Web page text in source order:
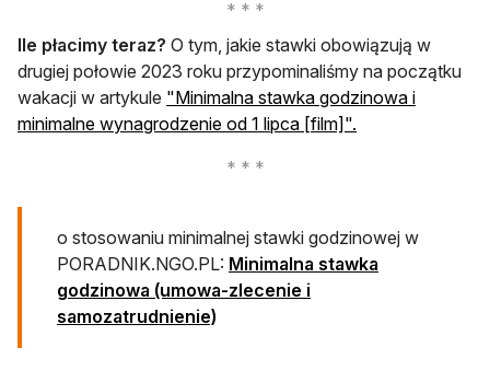
Ile płacimy teraz? O tym, jakie stawki obowiązują w
drugiej połowie 2023 roku przypominaliśmy na początku
wakacji w artykule "Minimalna stawka godzinowa i
minimalne wynagrodzenie od 1 lipca [film]".
o stosowaniu minimalnej stawki godzinowej w
PORADNIK.NGO.PL: Minimalna stawka
godzinowa (umowa-zlecenie i
samozatrudnienie)